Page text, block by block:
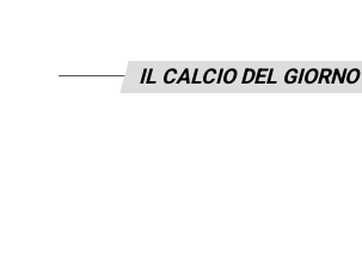
IL CALCIO DEL GIORNO